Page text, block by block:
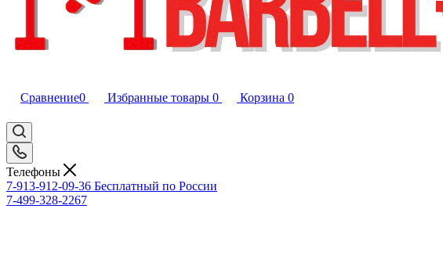
Сравнение0 Избранные товары 0 Корзина 0
Телефоны
7-913-912-09-36 Бесплатный по России
7-499-328-2267